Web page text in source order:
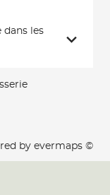
dans les
by evermaps ©